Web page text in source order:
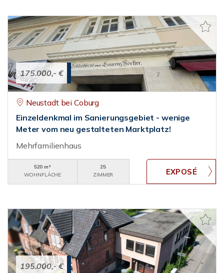
175.000,- €
Neustadt bei Coburg
Einzeldenkmal im Sanierungsgebiet - wenige
Meter vom neu gestalteten Marktplatz!
Mehrfamilienhaus
520 m²
WOHNFLÄCHE
25
ZIMMER
195.000,- €